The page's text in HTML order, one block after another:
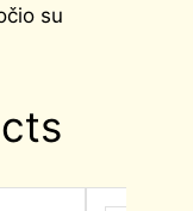
su